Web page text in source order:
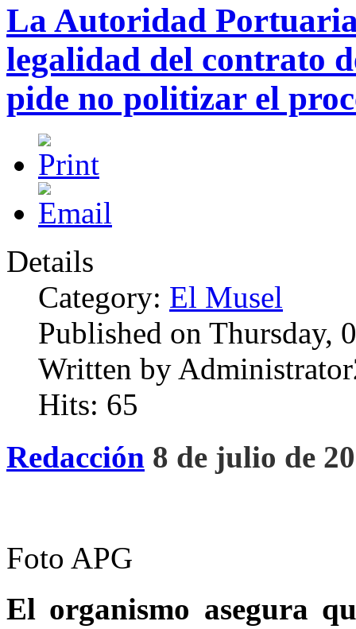
La Autoridad
legalidad del contrato
pide no politizar el
Details
Category: El Musel
Published on Thursday,
Written by
Hits: 65
Redacción 8 de julio de
Foto APG
El organismo asegura